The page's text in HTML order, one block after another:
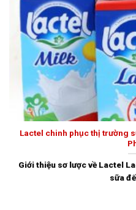
Lactel chinh phục thị trường
Giới thiệu sơ lược về Lactel
sữa